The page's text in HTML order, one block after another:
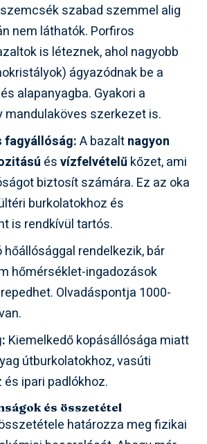
szabad szemmel alig
nem láthatók. Porfiros
is léteznek, ahol nagyobb
ágyazódnak be a
alapanyagba. Gyakori a
mandulaköves szerkezet is.
fagyállóság:A bazaltnagyon
ésvízfelvételűkőzet, ami
biztosít számára. Ez az oka
burkolatokhoz és
is rendkívül tartós.
hőállósággal rendelkezik, bár
hőmérséklet-ingadozások
Olvadáspontja 1000-
Kiemelkedő kopásállósága miatt
útburkolatokhoz, vasúti
ipari padlókhoz.
és összetétel
határozza meg fizikai